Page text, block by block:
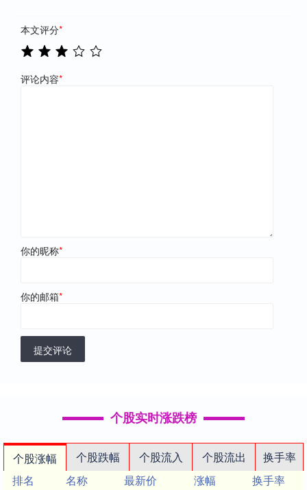
本文评分*
评论内容*
你的昵称*
你的邮箱*
提交评论
个股实时涨跌榜
个股涨幅 个股跌幅 个股流入 个股流出
换手率
排名
名称 最新价 涨幅
换手率